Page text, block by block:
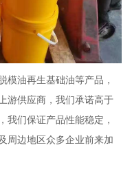
模油再生基础油等产品，
游供应商，我们承诺高于
我们保证产品性能稳定，
周边地区众多企业前来加